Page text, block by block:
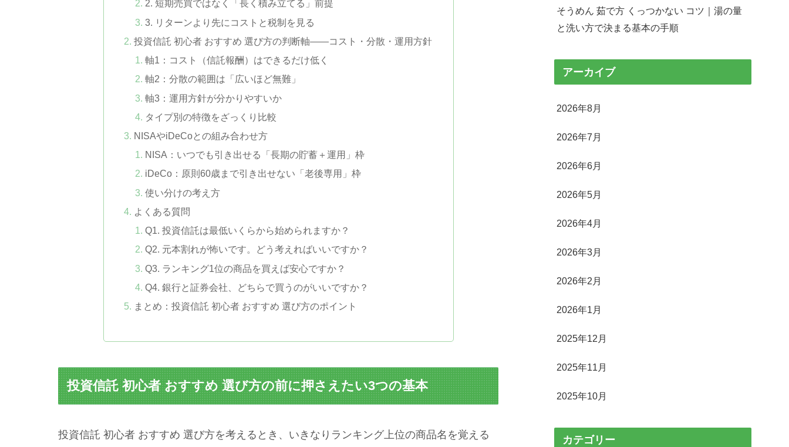
2. 短期売買ではなく「長く積み立てる」前提
3. リターンより先にコストと税制を見る
投資信託 初心者 おすすめ 選び方の判断軸——コスト・分散・運用方針
軸1：コスト（信託報酬）はできるだけ低く
軸2：分散の範囲は「広いほど無難」
軸3：運用方針が分かりやすいか
タイプ別の特徴をざっくり比較
NISAやiDeCoとの組み合わせ方
NISA：いつでも引き出せる「長期の貯蓄＋運用」枠
iDeCo：原則60歳まで引き出せない「老後専用」枠
使い分けの考え方
よくある質問
Q1. 投資信託は最低いくらから始められますか？
Q2. 元本割れが怖いです。どう考えればいいですか？
Q3. ランキング1位の商品を買えば安心ですか？
Q4. 銀行と証券会社、どちらで買うのがいいですか？
まとめ：投資信託 初心者 おすすめ 選び方のポイント
投資信託 初心者 おすすめ 選び方の前に押さえたい3つの基本
投資信託 初心者 おすすめ 選び方を考えるとき、いきなりランキング上位の商品名を覚える
そうめん 茹で方 くっつかない コツ｜湯の量
と洗い方で決まる基本の手順
アーカイブ
2026年8月
2026年7月
2026年6月
2026年5月
2026年4月
2026年3月
2026年2月
2026年1月
2025年12月
2025年11月
2025年10月
カテゴリー